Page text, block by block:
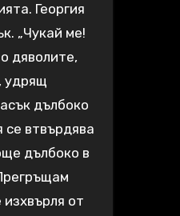
Георгия
„Чукай ме!
дяволите,
удрящ
дълбоко
се втвърдява
дълбоко в
от